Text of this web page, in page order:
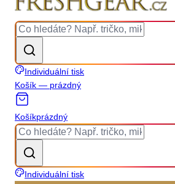
Individuální tisk
Košík — prázdný
Košíkprázdný
Individuální tisk